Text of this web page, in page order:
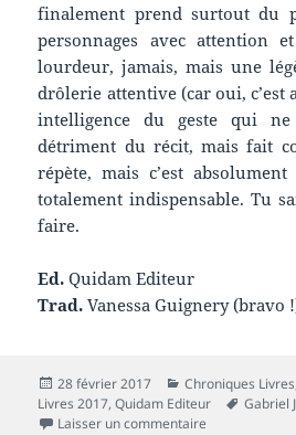
finalement prend surtout du
personnages avec attention
lourdeur, jamais, mais une
drôlerie attentive (car oui, c’est
intelligence du geste qui
détriment du récit, mais fait
répète, mais c’est
totalement indispensable. Tu
faire.
Ed.Quidam Editeur
Trad.Vanessa Guignery (bravo
Publié
le
28 février 2017 Catégories
Chroniques Livres,
Livres 2017,Quidam Editeur
Mots-
Gabriel
Laisser un commentaire